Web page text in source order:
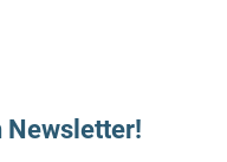
Newsletter!